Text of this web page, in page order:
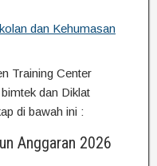
dan Kehumasan
Training Center
dan Diklat
di bawah ini :
Anggaran 2026